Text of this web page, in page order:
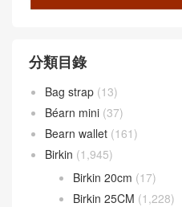
分類目錄
Bag strap (13)
Béarn mini (37)
Bearn wallet (161)
Birkin (1,945)
Birkin 20cm (17)
Birkin 25CM (1,228)